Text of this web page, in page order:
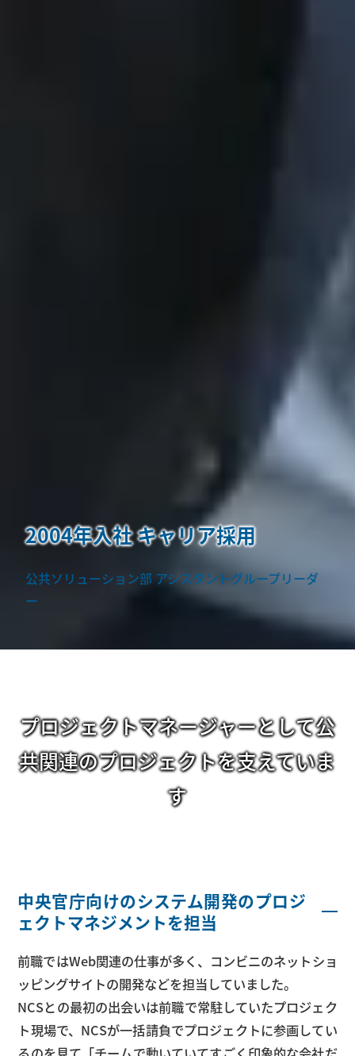
2004年入社 キャリア採用
公共ソリューション部 アシスタントグループリーダ
ー
プロジェクトマネージャーとして公
共関連のプロジェクトを支えていま
す
中央官庁向けのシステム開発のプロジ
ェクトマネジメントを担当
前職ではWeb関連の仕事が多く、コンビニのネットショ
ッピングサイトの開発などを担当していました。
NCSとの最初の出会いは前職で常駐していたプロジェク
ト現場で、NCSが一括請負でプロジェクトに参画してい